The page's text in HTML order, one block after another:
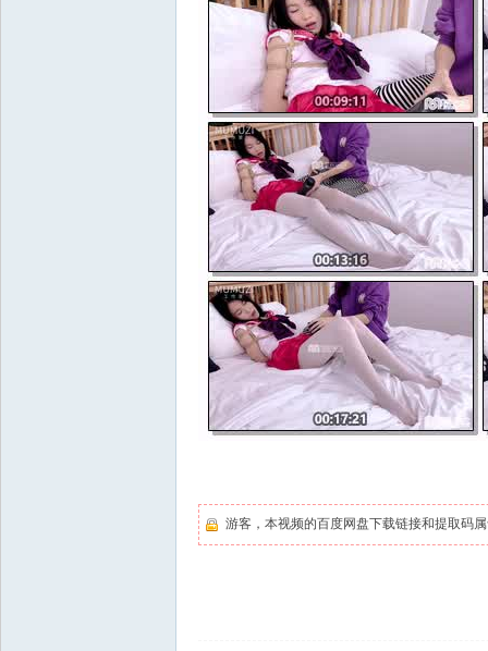
游客，本视频的百度网盘下载链接和提取码